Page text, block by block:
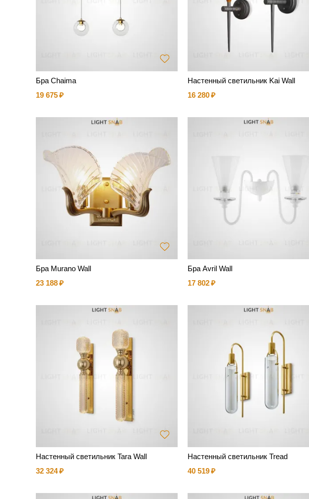
Бра Chaima
19 675
Настенный светильник Kai Wall
16 280
Бра Murano Wall
23 188
Бра Avril Wall
17 802
Настенный светильник Tara Wall
32 324
Настенный светильник Tread
40 519